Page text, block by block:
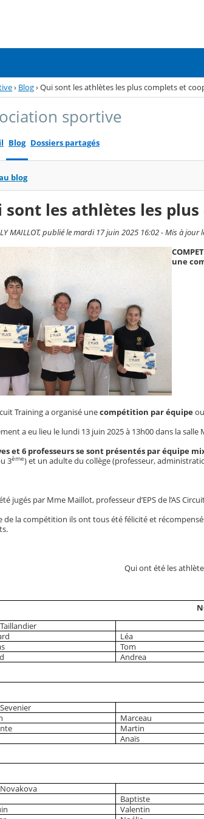
› Blog›Qui sont les athlètes les plus complets et
sportive
Blog Dossiers partagés
blog
sont les athlètes les
MAILLOT, publié le mardi 17 juin 2025 16:02 - Mis à
une
Training a organisé unecompétition par équipe
a eu lieu le lundi 13 juin 2025 à 13h00 dans la
et 6 professeurs se sont présentés par équipe
3ème) et un adulte du collège (professeur,
jugés par Mme Maillot, professeur d’EPS de l’AS
de la compétition ils ont tous été félicité et
Qui ont été les
Léa
Tom
Andrea
Marceau
Martin
Anaïs
Baptiste
Valentin